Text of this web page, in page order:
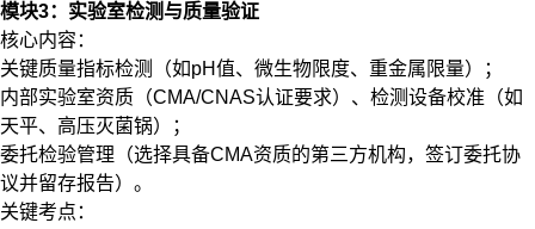
模块3：实验室检测与质量验证
​​核心内容​​：
关键质量指标检测（如pH值、微生物限度、重金属限量）；
内部实验室资质（CMA/CNAS认证要求）、检测设备校准（如
天平、高压灭菌锅）；
委托检验管理（选择具备CMA资质的第三方机构，签订委托协
议并留存报告）。
​​关键考点​​：